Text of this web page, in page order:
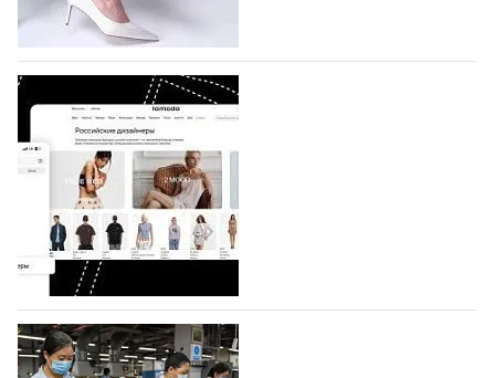
половину из них (494) прислали дизайнеры,
коллекции которых не были представлены в…
07.08.2026 370
BALLINA представит свои новинки на Euro
Shoes
Компания BALLINA Guangzhou Lihuang Footwear
Co., Ltd., основанная в 2011 году и расположенная в
Гуанчжоу, столице моды Китая, является
профессиональной обувной компанией,
объединяющей разработку, производство и…
07.08.2026 284
На платформе Lamoda - новый раздел и
условия продвижения локальных